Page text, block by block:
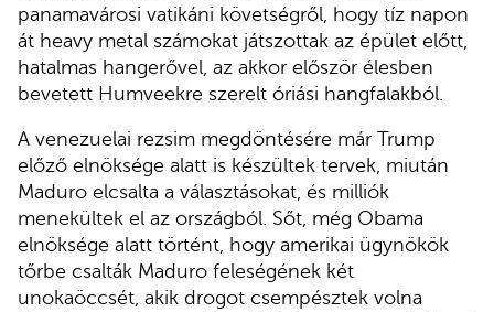
panamavárosi vatikáni követségről, hogy tíz napon
át heavy metal számokat játszottak az épület előtt,
hatalmas hangerővel, az akkor először élesben
bevetett Humveekre szerelt óriási hangfalakból.
A venezuelai rezsim megdöntésére már Trump
előző elnöksége alatt is készültek tervek, miután
Maduro elcsalta a választásokat, és milliók
menekültek el az országból. Sőt, még Obama
elnöksége alatt történt, hogy amerikai ügynökök
tőrbe csalták Maduro feleségének két
unokaöccsét, akik drogot csempésztek volna